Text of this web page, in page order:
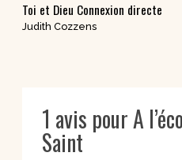
Toi et Dieu Connexion directe
Judith Cozzens
1 avis pourA
Saint